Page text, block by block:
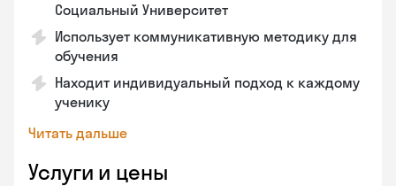
Социальный Университет
Использует коммуникативную методику для
обучения
Находит индивидуальный подход к каждому
ученику
Читать дальше
Услуги и цены